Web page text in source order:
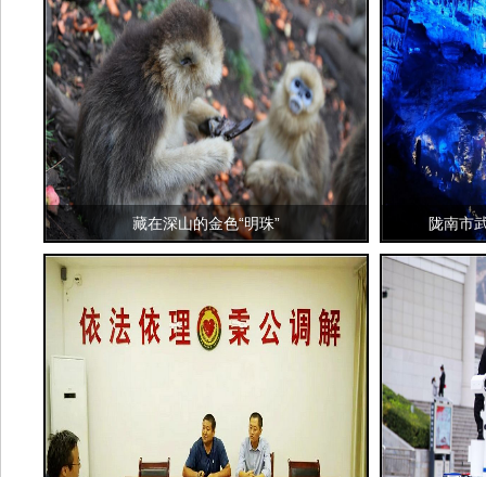
藏在深山的金色“明珠” 陇南市